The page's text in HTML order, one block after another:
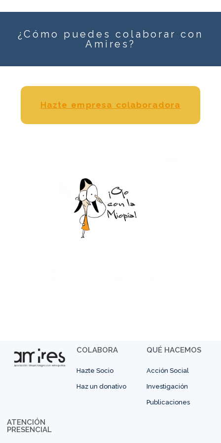
¿Cómo puedes colaborar con
Amires?
Hazte empresa colaboradora
COLABORA
Hazte Socio
Haz un donativo
QUÉ HACEMOS
Acción Social
Investigación
Publicaciones
ATENCIÓN
PRESENCIAL